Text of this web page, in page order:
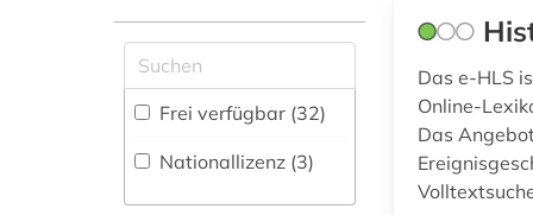
Politologie (35)
Psychologie (3)
(9)
Soziologie (18)
agentur (1)
agrargeschichte (1)
akademie der
bildenden künste
münchen (1)
Buchhandelsverzeichnis
Disziplinäre
Forschungsdatenrepositorien
Frei verfügbar (32)
Nationallizenz (3)
Das e-HLS
Online-
Das